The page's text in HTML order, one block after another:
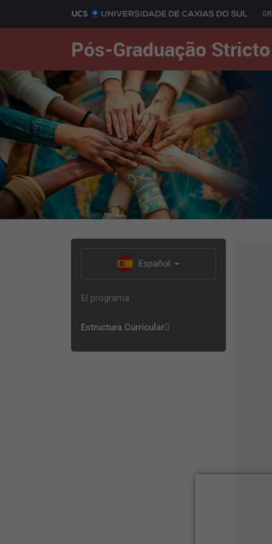
Pós-Graduação
Español
El programa
Estructura Curricular